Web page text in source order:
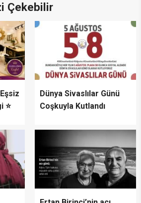
Çekebilir
⭐
Dünya Sivaslılar Günü
Coşkuyla Kutlandı